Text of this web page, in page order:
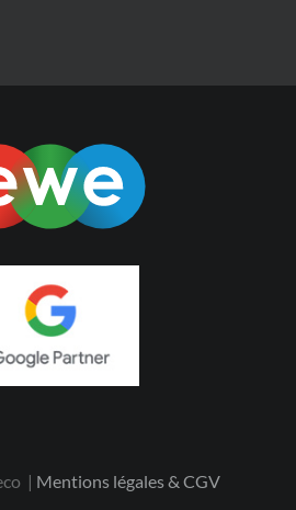
| Mentions légales & CGV